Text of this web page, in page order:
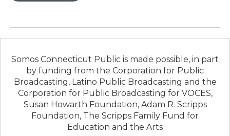
Somos Connecticut Public is made possible, in part
by funding from the Corporation for Public
Broadcasting, Latino Public Broadcasting and the
Corporation for Public Broadcasting for VOCES,
Susan Howarth Foundation, Adam R. Scripps
Foundation, The Scripps Family Fund for
Education and the Arts